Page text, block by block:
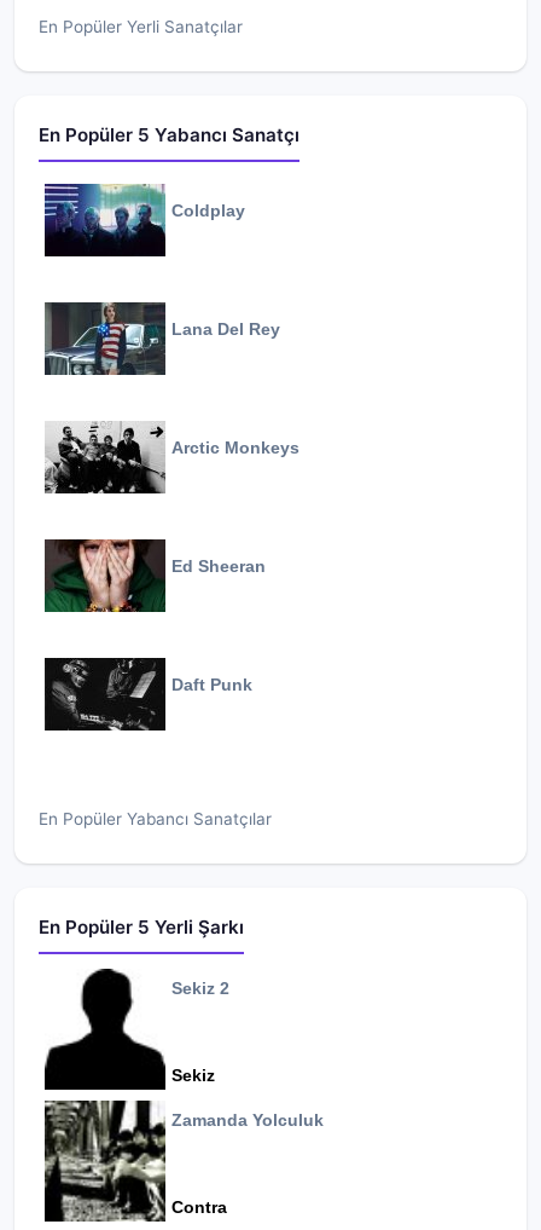
En Popüler Yerli Sanatçılar
En Popüler 5 Yabancı Sanatçı
Coldplay
Lana Del Rey
Arctic Monkeys
Ed Sheeran
Daft Punk
En Popüler Yabancı Sanatçılar
En Popüler 5 Yerli Şarkı
Sekiz 2
Sekiz
Zamanda Yolculuk
Contra